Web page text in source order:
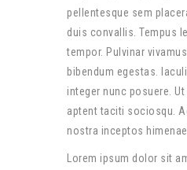
pellentesque sem
duis convallis. Tempus
tempor. Pulvinar
bibendum egestas.
integer nunc posuere.
aptent taciti sociosqu.
nostra inceptos
Lorem ipsum dolor sit